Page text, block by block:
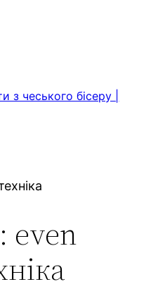
з чеського бісеру |
even